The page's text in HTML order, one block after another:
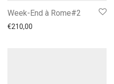
Week-End à Rome#2
€210,00